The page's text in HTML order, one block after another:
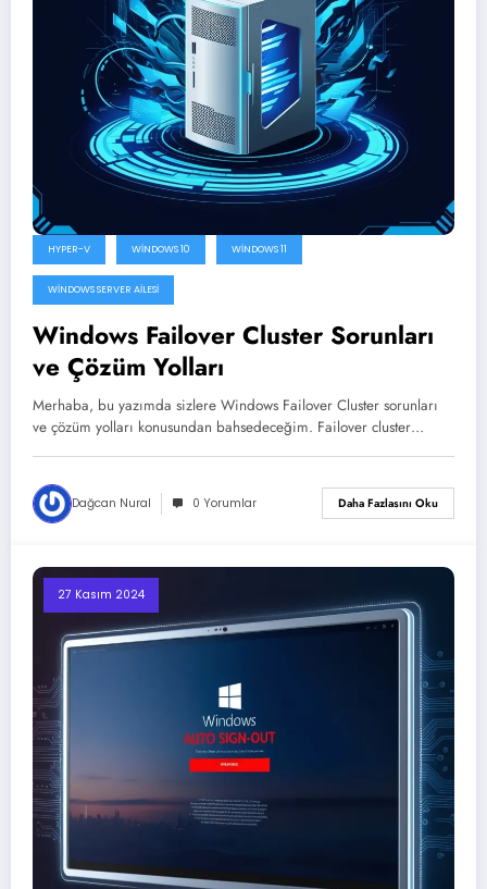
HYPER-V WINDOWS 10 WINDOWS 11
WINDOWS SERVER AILESI
Windows Failover Cluster Sorunları
ve Çözüm Yolları
Merhaba, bu yazımda sizlere Windows Failover Cluster sorunları
ve çözüm yolları konusundan bahsedeceğim. Failover cluster…
Dağcan Nural 0 Yorumlar Daha Fazlasını Oku
27 Kasım 2024